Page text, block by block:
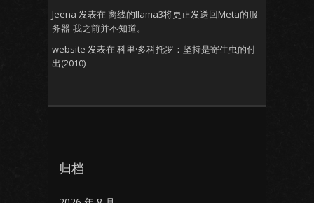
Jeena 发表在 离线的llama3将更正发送回Meta的服
务器-我之前并不知道。
website 发表在 科里·多科托罗：坚持是寄生虫的付
出(2010)
归档